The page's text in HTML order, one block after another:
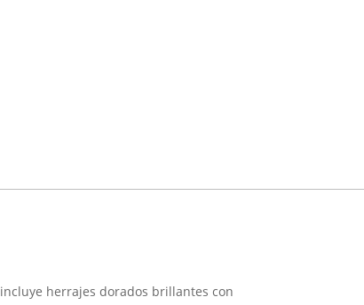
herrajes dorados brillantes con